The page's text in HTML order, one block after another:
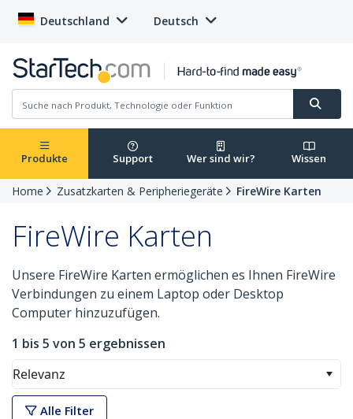
Deutschland Deutsch
Produkte Support Wer sind wir? Wissen
Home Zusatzkarten & Peripheriegeräte FireWire Karten
FireWire Karten
Unsere FireWire Karten ermöglichen es Ihnen FireWire
Verbindungen zu einem Laptop oder Desktop
Computer hinzuzufügen.
1 bis 5 von 5 ergebnissen
Relevanz
Alle Filter